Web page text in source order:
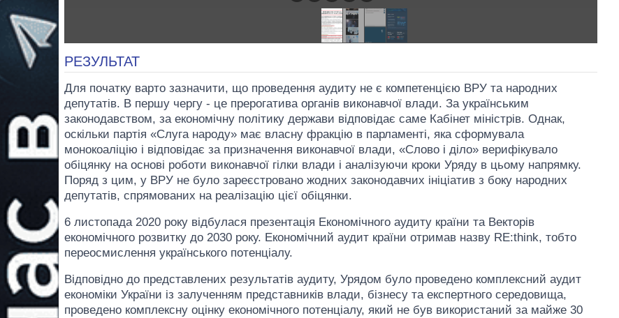
РЕЗУЛЬТАТ
Для початку варто зазначити, що проведення аудиту не є компетенцією ВРУ та народних
депутатів. В першу чергу - це прерогатива органів виконавчої влади. За українським
законодавством, за економічну політику держави відповідає саме Кабінет міністрів. Однак,
оскільки партія «Слуга народу» має власну фракцію в парламенті, яка сформувала
монокоаліцію і відповідає за призначення виконавчої влади, «Слово і діло» верифікувало
обіцянку на основі роботи виконавчої гілки влади і аналізуючи кроки Уряду в цьому напрямку.
Поряд з цим, у ВРУ не було зареєстровано жодних законодавчих ініціатив з боку народних
депутатів, спрямованих на реалізацію цієї обіцянки.
6 листопада 2020 року відбулася презентація Економічного аудиту країни та Векторів
економічного розвитку до 2030 року. Економічний аудит країни отримав назву RE:think, тобто
переосмислення українського потенціалу.
Відповідно до представлених результатів аудиту, Урядом було проведено комплексний аудит
економіки України із залученням представників влади, бізнесу та експертного середовища,
проведено комплексну оцінку економічного потенціалу, який не був використаний за майже 30